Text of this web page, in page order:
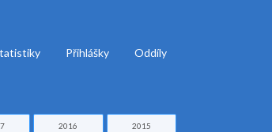
Přihlášky Oddíly
2016 2015